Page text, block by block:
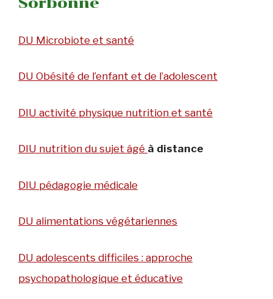
DU Microbiote et santé
DU Obésité de l’enfant et de l’adolescent
DIU activité physique nutrition et santé
DIU nutrition du sujet âgé à distance
DIU pédagogie médicale
DU alimentations végétariennes
DU adolescents difficiles : approche
psychopathologique et éducative